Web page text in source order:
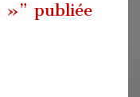
»” publiée